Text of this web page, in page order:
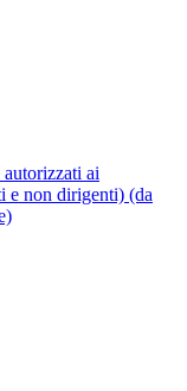
ai
e non dirigenti) (da